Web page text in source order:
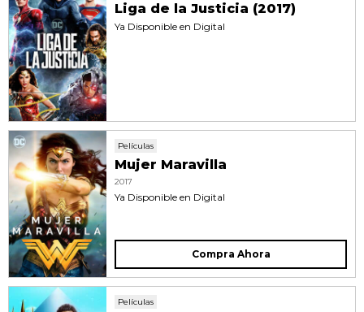
Liga de la Justicia (2017)
Ya Disponible en Digital
Películas
Mujer Maravilla
2017
Ya Disponible en Digital
Compra Ahora
Películas